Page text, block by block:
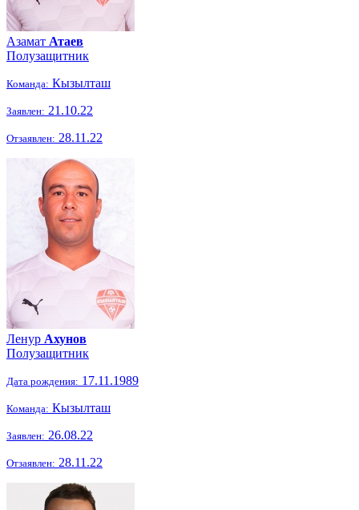
Азамат Атаев
Полузащитник
Команда: Кызылташ
Заявлен: 21.10.22
Отзаявлен: 28.11.22
Ленур Ахунов
Полузащитник
Дата рождения: 17.11.1989
Команда: Кызылташ
Заявлен: 26.08.22
Отзаявлен: 28.11.22